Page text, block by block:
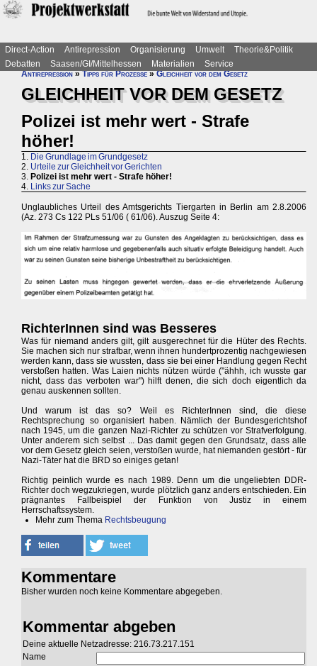
Direct-Action Antirepression Organisierung Umwelt
Theorie&Politik
Debatten
Saasen/GI/Mittelhessen Materialien
Service
Antirepression»Tipps für Prozesse»Gleichheit vor dem Gesetz
GLEICHHEIT VOR DEM GESETZ
Polizei ist mehr wert - Strafe
höher!
1. Die Grundlage im Grundgesetz
2. Urteile zur Gleichheit vor Gerichten
3. Polizei ist mehr wert - Strafe höher!
4. Links zur Sache
Unglaubliches Urteil des Amtsgerichts Tiergarten in Berlin am 2.8.2006
(Az. 273 Cs 122 PLs 51/06 ( 61/06). Auszug Seite 4:
RichterInnen sind was Besseres
Was für niemand anders gilt, gilt ausgerechnet für die Hüter des Rechts.
Sie machen sich nur strafbar, wenn ihnen hundertprozentig nachgewiesen
werden kann, dass sie wussten, dass sie bei einer Handlung gegen Recht
verstoßen hatten. Was Laien nichts nützen würde ("ähhh, ich wusste gar
nicht, dass das verboten war") hilft denen, die sich doch eigentlich da
genau auskennen sollten.
Und warum ist das so? Weil es RichterInnen sind, die diese
Rechtsprechung so organisiert haben. Nämlich der Bundesgerichtshof
nach 1945, um die ganzen Nazi-Richter zu schützen vor Strafverfolgung.
Unter anderem sich selbst ... Das damit gegen den Grundsatz, dass alle
vor dem Gesetz gleich seien, verstoßen wurde, hat niemanden gestört - für
Nazi-Täter hat die BRD so einiges getan!
Richtig peinlich wurde es nach 1989. Denn um die ungeliebten DDR-
Richter doch wegzukriegen, wurde plötzlich ganz anders entschieden. Ein
prägnantes Fallbeispiel der Funktion von Justiz in einem
Herrschaftssystem.
Mehr zum Thema Rechtsbeugung
Kommentare
Bisher wurden noch keine Kommentare abgegeben.
Kommentar abgeben
Deine aktuelle Netzadresse: 216.73.217.151
Name